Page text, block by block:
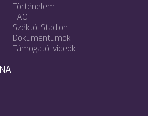
Történelem
TAO
Széktói Stadion
Dokumentumok
Támogatói videók